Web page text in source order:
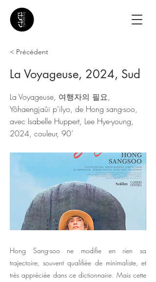
< Précédent
La Voyageuse, 2024, Sud
La Voyageuse, 여행자의 필요,
Yôhaengjaûi p’ilyo, de Hong sang-soo,
avec Isabelle Huppert, Lee Hye-young,
2024, couleur, 90’
Hong Sang-soo ne modifie en rien sa
trajectoire, souvent qualifiée de minimaliste, et
très appréciée dans ce dictionnaire. Mais cette